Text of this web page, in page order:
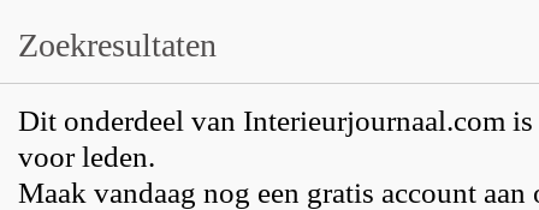
Zoekresultaten
Dit onderdeel van Interieurjournaal.com
voor leden.
Maak vandaag nog een gratis account